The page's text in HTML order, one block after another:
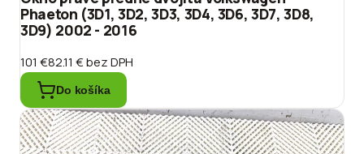
Phaeton (3D1, 3D2, 3D3, 3D4, 3D6, 3D7, 3D8,
3D9) 2002 - 2016
101 €82.11 €bez DPH
Do košíka